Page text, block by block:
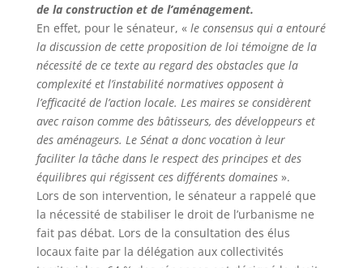
de la construction et de l’aménagement.
En effet, pour le sénateur, « le consensus qui a entouré
la discussion de cette proposition de loi témoigne de la
nécessité de ce texte au regard des obstacles que la
complexité et l’instabilité normatives opposent à
l’efficacité de l’action locale. Les maires se considèrent
avec raison comme des bâtisseurs, des développeurs et
des aménageurs. Le Sénat a donc vocation à leur
faciliter la tâche dans le respect des principes et des
équilibres qui régissent ces différents domaines».
Lors de son intervention, le sénateur a rappelé que
la nécessité de stabiliser le droit de l’urbanisme ne
fait pas débat. Lors de la consultation des élus
locaux faite par la délégation aux collectivités